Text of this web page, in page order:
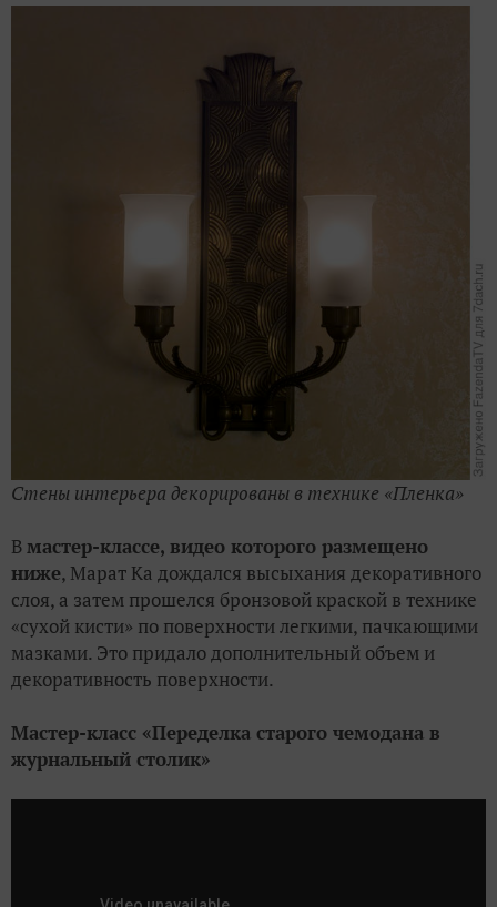
Стены интерьера декорированы в технике «Пленка»
Вмастер-классе, видео которого размещено
ниже, Марат Ка дождался высыхания декоративного
слоя, а затем прошелся бронзовой краской в технике
«сухой кисти» по поверхности легкими, пачкающими
мазками. Это придало дополнительный объем и
декоративность поверхности.
Мастер-класс «Переделка старого чемодана в
журнальный столик»